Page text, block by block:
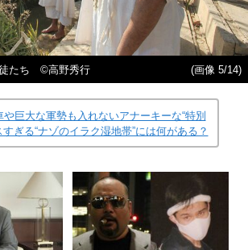
徒たち ©高野秀行 (画像 5/14)
や巨大な軍勢も入れないアナーキーな“特別
ぎる“ナゾのイラク湿地帯”には何がある？